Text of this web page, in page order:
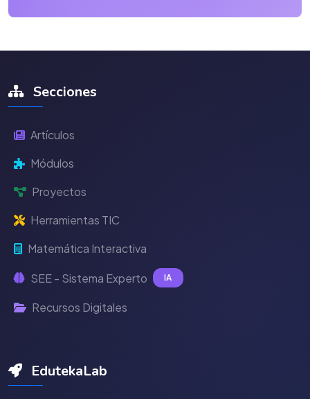
Secciones
Artículos
Módulos
Proyectos
Herramientas TIC
Matemática Interactiva
SEE - Sistema Experto IA
Recursos Digitales
EdutekaLab